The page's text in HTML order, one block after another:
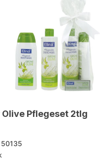
Olive Pflegeset 2tlg